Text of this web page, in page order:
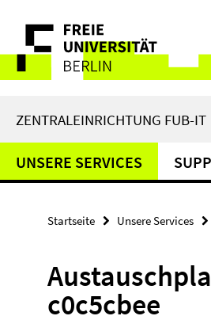
direkt
Inhalt
Service-
Navigation
ZENTRALEINRICHTUNG FUB-IT
UNSERE SERVICES
Startseite Unsere Services
c0c5cbee